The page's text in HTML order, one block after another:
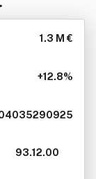
1.3 M €
+12.8%
93.12.00